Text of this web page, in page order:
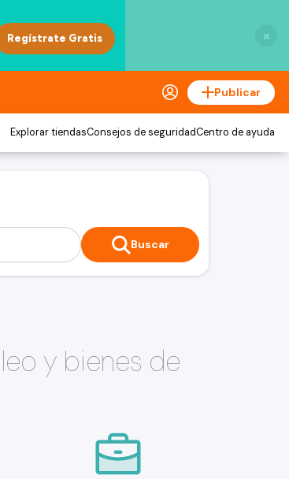
×
Publicar
Explorar tiendasConsejos de seguridadCentro de ayuda
Buscar
y bienes de